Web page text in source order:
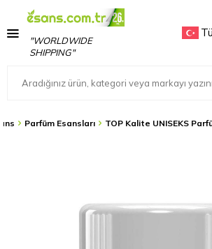
"WORLDWIDE
SHIPPING"
Parfüm Esansları TOP Kalite UNISEKS